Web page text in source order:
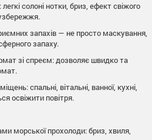
солоні нотки, бриз, ефект свіжого
запахів — не просто маскування,
запаху.
зі спреєм: дозволяє швидко та
спальні, вітальні, ванної, кухні,
освіжити повітря.
морської прохолоди: бриз, хвиля,